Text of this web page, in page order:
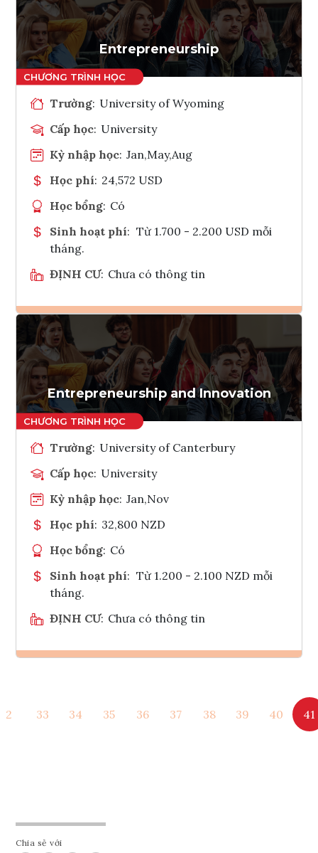
Tham vấn Interlink
Entrepreneurship
Trường: University of Wyoming
Cấp học: University
Kỳ nhập học: Jan,May,Aug
Học phí: 24,572 USD
Học bổng: Có
Sinh hoạt phí: Từ 1.700 - 2.200 USD mỗi
tháng.
ĐỊNH CƯ: Chưa có thông tin
Ghi danh
Tham vấn Interlink
Entrepreneurship and Innovation
Trường: University of Canterbury
Cấp học: University
Kỳ nhập học: Jan,Nov
Học phí: 32,800 NZD
Học bổng: Có
Sinh hoạt phí: Từ 1.200 - 2.100 NZD mỗi
tháng.
ĐỊNH CƯ: Chưa có thông tin
Tham vấn Interlink
2 33 34 35 36 37 38 39 40 41
Chia sẻ với